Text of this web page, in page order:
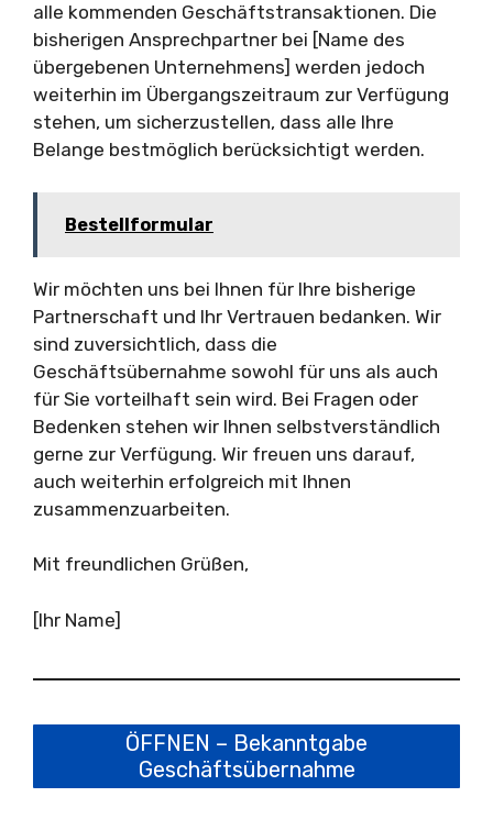
alle kommenden Geschäftstransaktionen. Die
bisherigen Ansprechpartner bei [Name des
übergebenen Unternehmens] werden jedoch
weiterhin im Übergangszeitraum zur Verfügung
stehen, um sicherzustellen, dass alle Ihre
Belange bestmöglich berücksichtigt werden.
Bestellformular
Wir möchten uns bei Ihnen für Ihre bisherige
Partnerschaft und Ihr Vertrauen bedanken. Wir
sind zuversichtlich, dass die
Geschäftsübernahme sowohl für uns als auch
für Sie vorteilhaft sein wird. Bei Fragen oder
Bedenken stehen wir Ihnen selbstverständlich
gerne zur Verfügung. Wir freuen uns darauf,
auch weiterhin erfolgreich mit Ihnen
zusammenzuarbeiten.
Mit freundlichen Grüßen,
[Ihr Name]
ÖFFNEN – Bekanntgabe
Geschäftsübernahme